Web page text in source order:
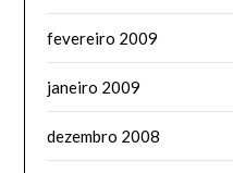
fevereiro 2009
janeiro 2009
dezembro 2008